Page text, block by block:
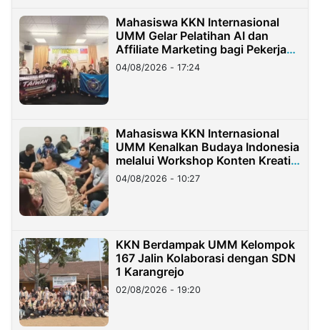
Mahasiswa KKN Internasional
UMM Gelar Pelatihan AI dan
Affiliate Marketing bagi Pekerja
Migran Indonesia di Taiwan
04/08/2026 - 17:24
Mahasiswa KKN Internasional
UMM Kenalkan Budaya Indonesia
melalui Workshop Konten Kreatif
di Taiwan
04/08/2026 - 10:27
KKN Berdampak UMM Kelompok
167 Jalin Kolaborasi dengan SDN
1 Karangrejo
02/08/2026 - 19:20